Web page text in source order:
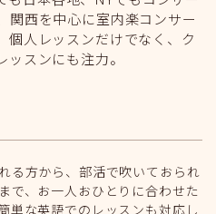
関西を中心に室内楽コンサー
個人レッスンだけでなく、ク
スンにも注力。
る方から、部活で吹いておられ
で、お一人おひとりに合わせた
単な英語でのレッスンも対応し